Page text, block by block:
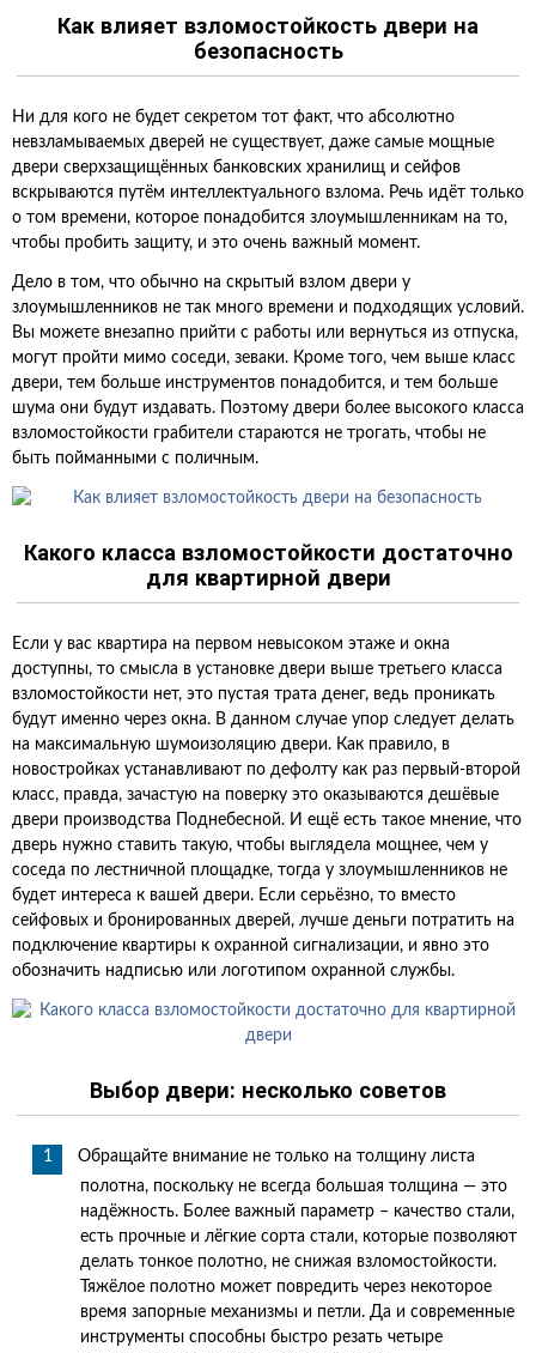
Как влияет взломостойкость двери на
безопасность
Ни для кого не будет секретом тот факт, что абсолютно
невзламываемых дверей не существует, даже самые мощные
двери сверхзащищённых банковских хранилищ и сейфов
вскрываются путём интеллектуального взлома. Речь идёт только
о том времени, которое понадобится злоумышленникам на то,
чтобы пробить защиту, и это очень важный момент.
Дело в том, что обычно на скрытый взлом двери у
злоумышленников не так много времени и подходящих условий.
Вы можете внезапно прийти с работы или вернуться из отпуска,
могут пройти мимо соседи, зеваки. Кроме того, чем выше класс
двери, тем больше инструментов понадобится, и тем больше
шума они будут издавать. Поэтому двери более высокого класса
взломостойкости грабители стараются не трогать, чтобы не
быть пойманными с поличным.
Какого класса взломостойкости достаточно
для квартирной двери
Если у вас квартира на первом невысоком этаже и окна
доступны, то смысла в установке двери выше третьего класса
взломостойкости нет, это пустая трата денег, ведь проникать
будут именно через окна. В данном случае упор следует делать
на максимальную шумоизоляцию двери. Как правило, в
новостройках устанавливают по дефолту как раз первый-второй
класс, правда, зачастую на поверку это оказываются дешёвые
двери производства Поднебесной. И ещё есть такое мнение, что
дверь нужно ставить такую, чтобы выглядела мощнее, чем у
соседа по лестничной площадке, тогда у злоумышленников не
будет интереса к вашей двери. Если серьёзно, то вместо
сейфовых и бронированных дверей, лучше деньги потратить на
подключение квартиры к охранной сигнализации, и явно это
обозначить надписью или логотипом охранной службы.
Выбор двери: несколько советов
Обращайте внимание не только на толщину листа
полотна, поскольку не всегда большая толщина — это
надёжность. Более важный параметр – качество стали,
есть прочные и лёгкие сорта стали, которые позволяют
делать тонкое полотно, не снижая взломостойкости.
Тяжёлое полотно может повредить через некоторое
время запорные механизмы и петли. Да и современные
инструменты способны быстро резать четыре